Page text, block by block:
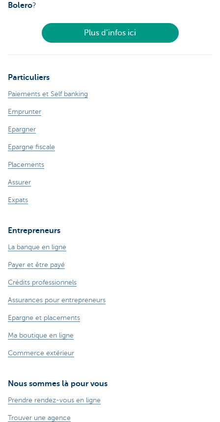
Bolero?
Plus d’infos ici
Particuliers
Paiements et Self banking
Emprunter
Epargner
Epargne fiscale
Placements
Assurer
Expats
Entrepreneurs
La banque en ligne
Payer et être payé
Crédits professionnels
Assurances pour entrepreneurs
Epargne et placements
Ma boutique en ligne
Commerce extérieur
Nous sommes là pour vous
Prendre rendez-vous en ligne
Trouver une agence